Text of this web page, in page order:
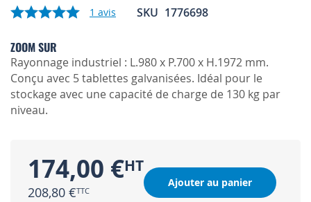
images
1 avis SKU 1776698
ZOOM SUR
Rayonnage industriel : L.980 x P.700 x H.1972 mm.
Conçu avec 5 tablettes galvanisées. Idéal pour le
stockage avec une capacité de charge de 130 kg par
niveau.
174,00 €
208,80 €
Ajouter au panier